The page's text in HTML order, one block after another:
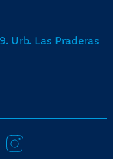
Urb. Las Praderas